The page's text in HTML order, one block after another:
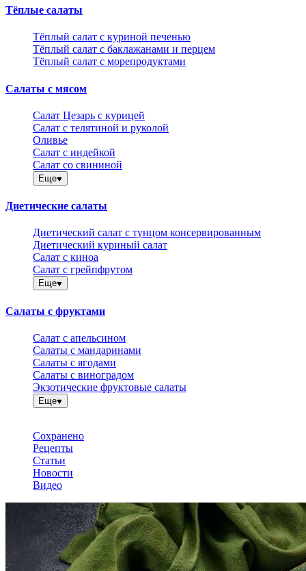
Тёплые салаты
Тёплый салат с куриной печенью
Тёплый салат с баклажанами и перцем
Тёплый салат с морепродуктами
Салаты с мясом
Салат Цезарь с курицей
Салат с телятиной и руколой
Оливье
Салат с индейкой
Салат со свининой
Еще
Диетические салаты
Диетический салат с тунцом консервированным
Диетический куриный салат
Салат с киноа
Салат с грейпфрутом
Еще
Салаты с фруктами
Салат с апельсином
Салаты с мандаринами
Салаты с ягодами
Салаты с виноградом
Экзотические фруктовые салаты
Еще
Сохранено
Рецепты
Статьи
Новости
Видео